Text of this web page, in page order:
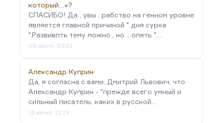
который…»?
СПАСИБО! Да , увы . рабство на генном уровне
является главной причиной " дня сурка
".Развивпть тему можно , но .. опять "…
09 июля, 03:01
Александр Куприн
Да, я согласна с вами, Дмитрий Львович, что
Александр Куприн - "прежде всего умный и
сильный писатель, каких в русской…
15 июня, 11:29